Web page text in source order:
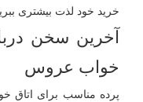
خرید خود لذت بیشتری
آخرین سخن
خواب عروس
پرده مناسب برای اتاق